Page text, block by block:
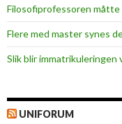
Filosofiprofessoren
Flere med master synes
Slik blir immatrikuleringen
UNIFORUM